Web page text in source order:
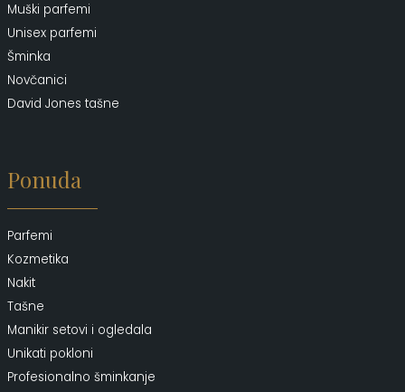
Muški parfemi
Unisex parfemi
Šminka
Novčanici
David Jones tašne
Ponuda
Parfemi
Kozmetika
Nakit
Tašne
Manikir setovi i ogledala
Unikati pokloni
Profesionalno šminkanje